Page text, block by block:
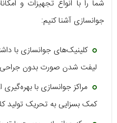
شما را با انواع تجهیزات و
جوانسازی آشنا کنیم:
کلینیک‌های جوانسازی با
لیفت شدن صورت بدون
مراکز جوانسازی با
کمک بسزایی به تحریک تولید